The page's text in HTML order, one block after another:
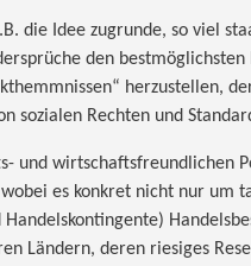
die Idee zugrunde, so viel
den
herzustellen,
sozialen Rechten und
und wirtschaftsfreundlichen
es konkret nicht nur um
Ländern, deren riesiges